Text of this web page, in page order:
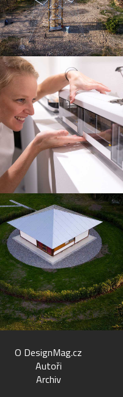
O DesignMag.cz
Autoři
Archiv